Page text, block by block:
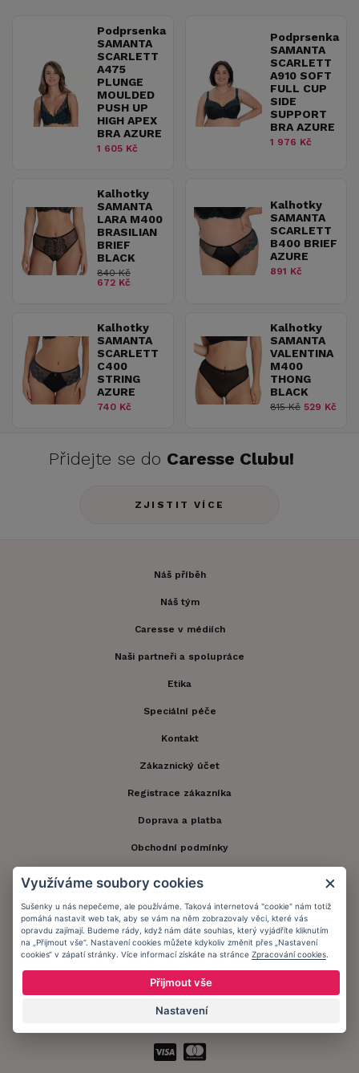
Podprsenka
SAMANTA
SCARLETT
A475
PLUNGE
MOULDED
PUSH UP
HIGH APEX
BRA AZURE
1 605 Kč
Podprsenka
SAMANTA
SCARLETT
A910 SOFT
FULL CUP
SIDE
SUPPORT
BRA AZURE
1 976 Kč
Kalhotky
SAMANTA
LARA M400
BRASILIAN
BRIEF
BLACK
840 Kč
672 Kč
Kalhotky
SAMANTA
SCARLETT
B400 BRIEF
AZURE
891 Kč
Kalhotky
SAMANTA
SCARLETT
C400
STRING
AZURE
740 Kč
Kalhotky
SAMANTA
VALENTINA
M400
THONG
BLACK
815 Kč 529 Kč
Přidejte se do Caresse Clubu!
ZJISTIT VÍCE
Náš příběh
Náš tým
Caresse v médiích
Naši partneři a spolupráce
Etika
Speciální péče
Kontakt
Zákaznický účet
Registrace zákazníka
Doprava a platba
Obchodní podmínky
Ochrana osobních údajů
Informační memorandum
Zůstaňte s námi v kontaktu.
Využíváme soubory cookies
Sušenky u nás nepečeme, ale používáme. Taková internetová "cookie" nám totiž
pomáhá nastavit web tak, aby se vám na něm zobrazovaly věci, které vás
opravdu zajímají. Budeme rády, když nám dáte souhlas, který vyjádříte kliknutím
na „Přijmout vše“. Nastavení cookies můžete kdykoliv změnit přes „Nastavení
cookies“ v zápatí stránky. Více informací získáte na stránce Zpracování cookies
Přijmout vše
Nastavení